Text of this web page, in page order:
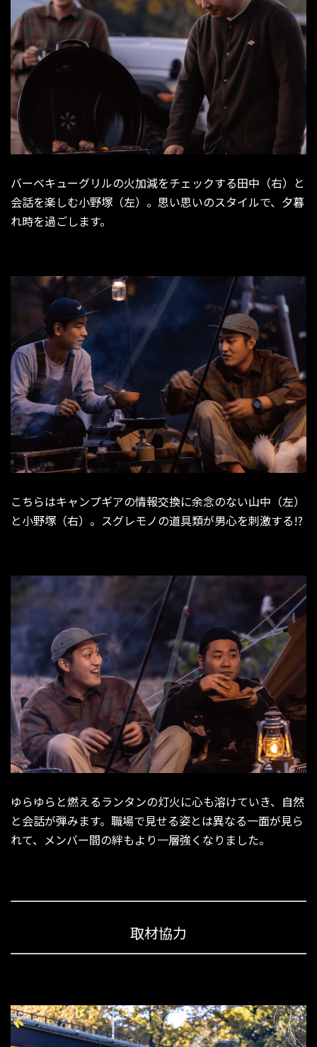
バーベキューグリルの火加減をチェックする田中（右）と
会話を楽しむ小野塚（左）。思い思いのスタイルで、夕暮
れ時を過ごします。
こちらはキャンプギアの情報交換に余念のない山中（左）
と小野塚（右）。スグレモノの道具類が男心を刺激する!?
ゆらゆらと燃えるランタンの灯火に心も溶けていき、自然
と会話が弾みます。職場で見せる姿とは異なる一面が見ら
れて、メンバー間の絆もより一層強くなりました。
取材協力